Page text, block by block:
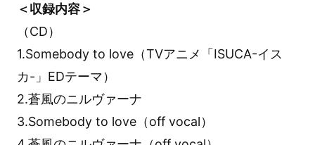
＜収録内容＞
（CD）
1.Somebody to love（TVアニメ「ISUCA-イス
カ-」EDテーマ）
2.蒼風のニルヴァーナ
3.Somebody to love（off vocal）